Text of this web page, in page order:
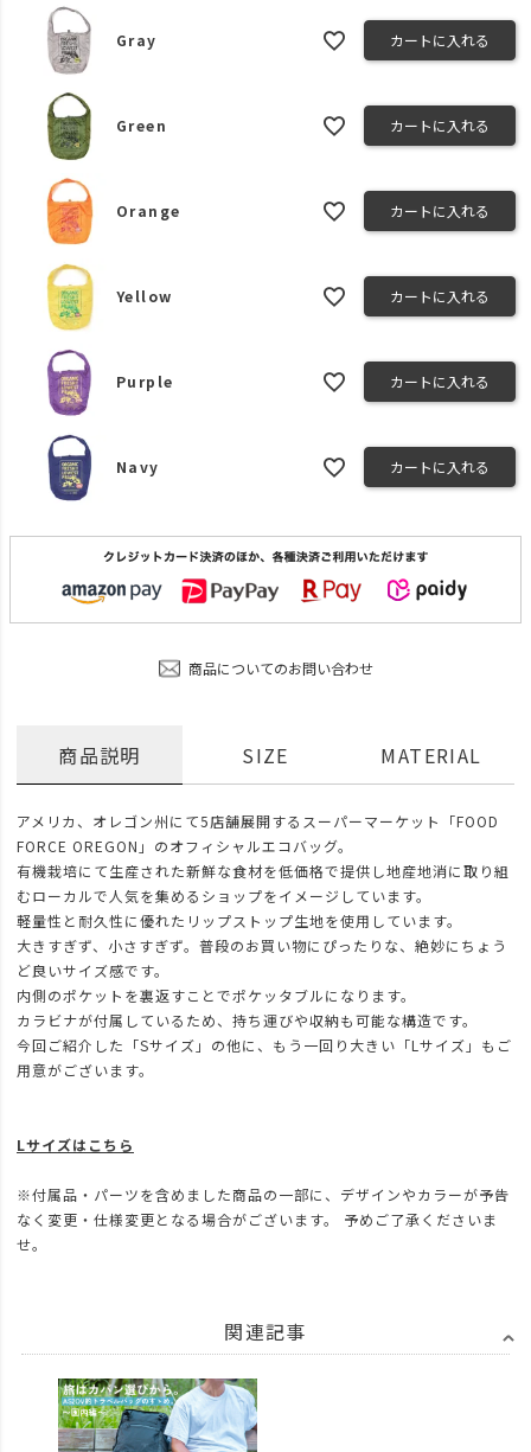
Gray カートに入れる
Green カートに入れる
Orange カートに入れる
Yellow カートに入れる
Purple カートに入れる
Navy カートに入れる
商品についてのお問い合わせ
商品説明
アメリカ、オレゴン州にて5店舗展開するスーパーマーケット「FOOD
FORCE OREGON」のオフィシャルエコバッグ。
有機栽培にて生産された新鮮な食材を低価格で提供し地産地消に取り組
むローカルで人気を集めるショップをイメージしています。
軽量性と耐久性に優れたリップストップ生地を使用しています。
大きすぎず、小さすぎず。普段のお買い物にぴったりな、絶妙にちょう
ど良いサイズ感です。
内側のポケットを裏返すことでポケッタブルになります。
カラビナが付属しているため、持ち運びや収納も可能な構造です。
今回ご紹介した「Sサイズ」の他に、もう一回り大きい「Lサイズ」もご
用意がございます。
Lサイズはこちら
※付属品・パーツを含めました商品の一部に、デザインやカラーが予告
なく変更・仕様変更となる場合がございます。 予めご了承くださいま
せ。
SIZE MATERIAL
関連記事